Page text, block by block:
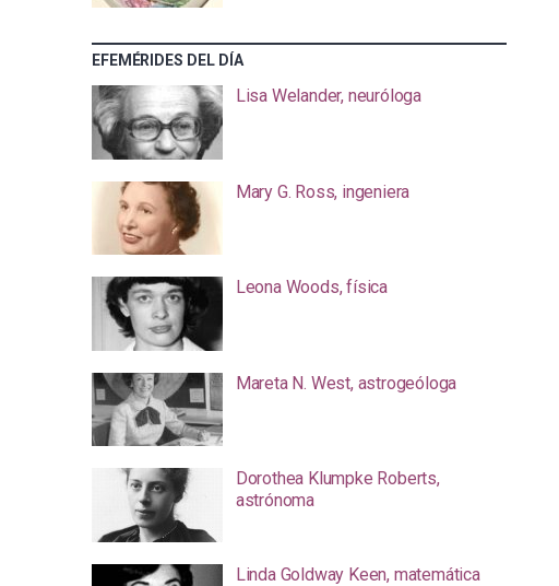
EFEMÉRIDES DEL DÍA
Lisa Welander, neuróloga
Mary G. Ross, ingeniera
Leona Woods, física
Mareta N. West, astrogeóloga
Dorothea Klumpke Roberts,
astrónoma
Linda Goldway Keen, matemática